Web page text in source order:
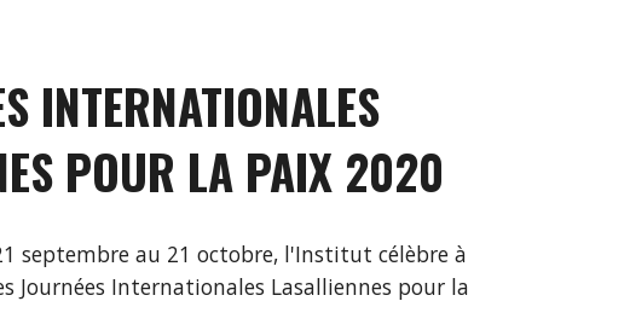
INTERNATIONALES
POUR LA PAIX 2020
septembre au 21 octobre, l'Institut célèbre à
Journées Internationales Lasalliennes pour la